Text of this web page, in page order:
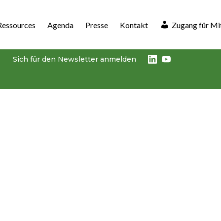
Agenda Presse Kontakt Zugang für
Sich für den Newsletter anmelden LinkedIn
Youtube